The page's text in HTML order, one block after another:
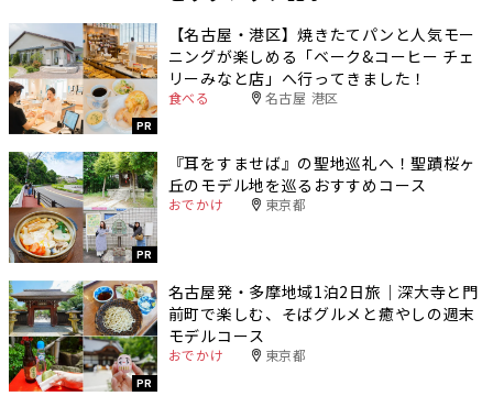
PR
【名古屋・港区】焼きたてパンと人気モー
ニングが楽しめる「ベーク&コーヒー チェ
リーみなと店」へ行ってきました！
食べる 名古屋 港区
PR
『耳をすませば』の聖地巡礼へ！聖蹟桜ヶ
丘のモデル地を巡るおすすめコース
おでかけ 東京都
PR
名古屋発・多摩地域1泊2日旅｜深大寺と門
前町で楽しむ、そばグルメと癒やしの週末
モデルコース
おでかけ 東京都